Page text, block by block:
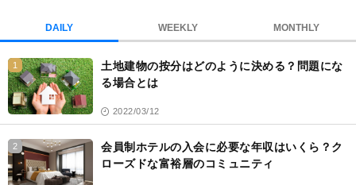
ク
マ
ク
DAILY WEEKLY MONTHLY
1
土地建物の按分はどのように決める？問題にな
る場合とは
2022/03/12
2
会員制ホテルの入会に必要な年収はいくら？ク
ローズドな富裕層のコミュニティ